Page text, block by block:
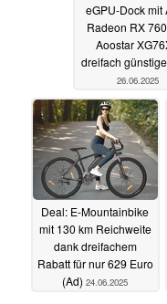
eGPU-Dock mit
Radeon RX
Aoostar
dreifach
26.06.2025
Deal: E-Mountainbike
mit 130 km Reichweite
dank dreifachem
Rabatt für nur 629 Euro
(Ad) 24.06.2025